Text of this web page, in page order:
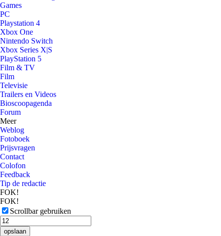
Games
PC
Playstation 4
Xbox One
Nintendo Switch
Xbox Series X|S
PlayStation 5
Film & TV
Film
Televisie
Trailers en Videos
Bioscoopagenda
Forum
Meer
Weblog
Fotoboek
Prijsvragen
Contact
Colofon
Feedback
Tip de redactie
FOK!
FOK!
Scrollbar gebruiken
opslaan